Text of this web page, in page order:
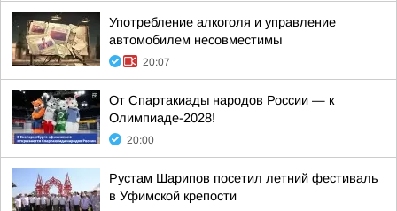
Употребление алкоголя и управление
автомобилем несовместимы
20:07
От Спартакиады народов России — к
Олимпиаде-2028!
20:00
Рустам Шарипов посетил летний фестиваль
в Уфимской крепости